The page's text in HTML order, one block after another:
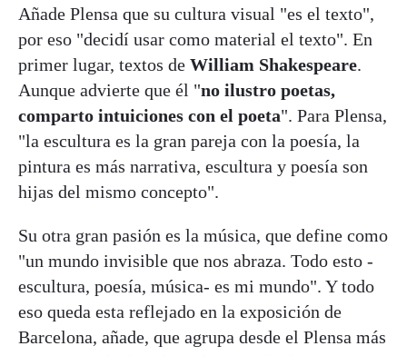
Añade Plensa que su cultura visual "es el texto",
por eso "decidí usar como material el texto". En
primer lugar, textos de William Shakespeare.
Aunque advierte que él "no ilustro poetas,
comparto intuiciones con el poeta". Para Plensa,
"la escultura es la gran pareja con la poesía, la
pintura es más narrativa, escultura y poesía son
hijas del mismo concepto".
Su otra gran pasión es la música, que define como
"un mundo invisible que nos abraza. Todo esto -
escultura, poesía, música- es mi mundo". Y todo
eso queda esta reflejado en la exposición de
Barcelona, añade, que agrupa desde el Plensa más